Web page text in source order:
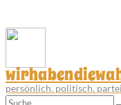
persönlich. politisch.